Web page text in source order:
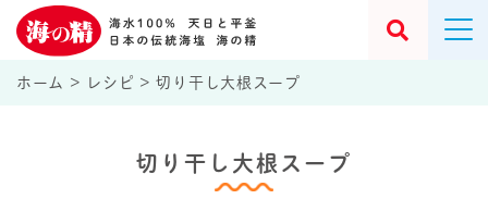
ホーム > レシピ >切り干し大根スープ
切り干し大根スープ